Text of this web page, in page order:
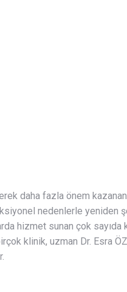
daha fazla önem
nedenlerle yeniden
hizmet sunan çok
klinik, uzman Dr. Esra